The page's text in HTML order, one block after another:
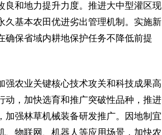
良和地力提升力度。推进大中型灌区现
久基本农田优进劣出管理机制。实施新
确保省域内耕地保护任务不降低前提
强农业关键核心技术攻关和科技成果高
动，加快选育和推广突破性品种，推进
强林草机械装备研发推广。因地制宜
物联网、机器人等应用场景，加快农